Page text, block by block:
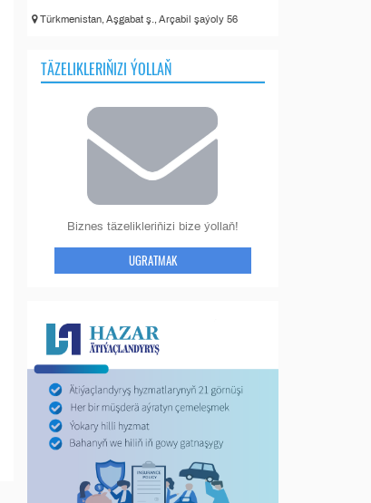
Türkmenistan, Aşgabat ş., Arçabil şaýoly 56
TÄZELIKLERIŇIZI ÝOLLAŇ
Biznes täzelikleriňizi bize ýollaň!
UGRATMAK